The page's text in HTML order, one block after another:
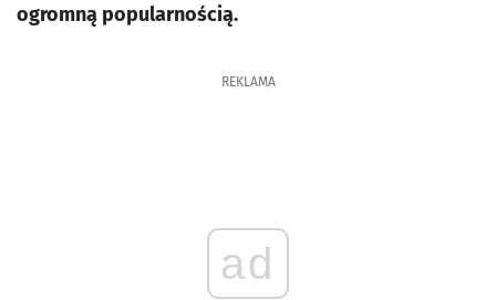
ogromną popularnością.
REKLAMA
ad